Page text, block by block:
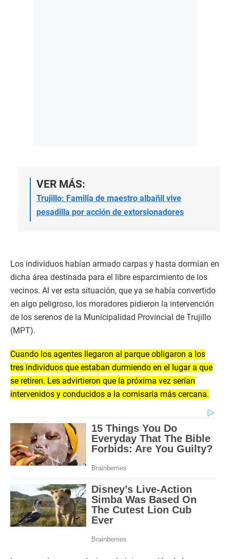
VER MÁS:
Trujillo: Familia de maestro albañil vive
pesadilla por acción de extorsionadores
Los individuos habían armado carpas y hasta dormían en
dicha área destinada para el libre esparcimiento de los
vecinos. Al ver esta situación, que ya se había convertido
en algo peligroso, los moradores pidieron la intervención
de los serenos de la Municipalidad Provincial de Trujillo
(MPT).
Cuando los agentes llegaron al parque obligaron a los
tres individuos que estaban durmiendo en el lugar a que
se retiren. Les advirtieron que la próxima vez serían
intervenidos y conducidos a la comisaría más cercana.